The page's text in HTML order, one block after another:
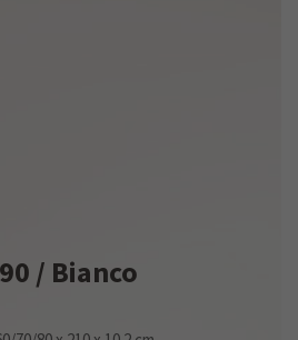
/ Bianco